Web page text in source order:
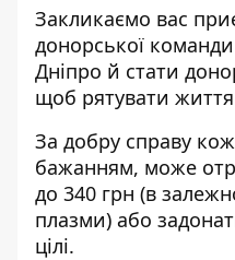
Закликаємо вас
донорської команди
Дніпро й стати
щоб рятувати
За добру справу
бажанням, може
до 340 грн (в
плазми) або
цілі.